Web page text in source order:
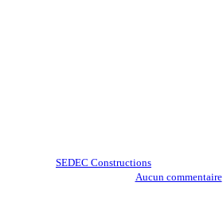
SEDEC Constructions
Aucun commentaire